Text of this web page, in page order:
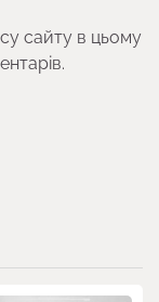
сайту в цьому